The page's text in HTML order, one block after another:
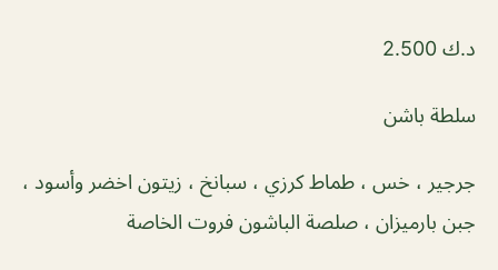
د.ك 2.500
سلطة باشن
جرجير ، خس ، طماط كرزي ، سبانخ ، زيتون اخضر وأسود ،
جبن بارميزان ، صلصة الباشون فروت الخاصة